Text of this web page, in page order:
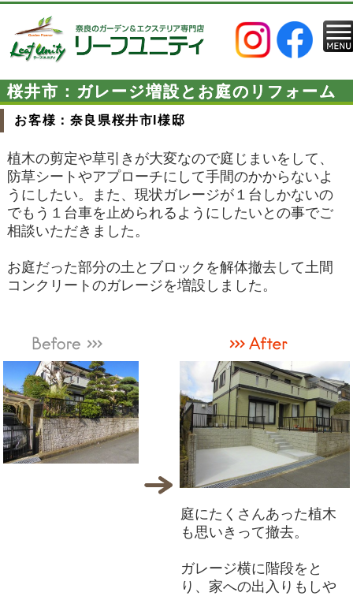
桜井市：ガレージ増設とお庭のリフォーム
お客様：奈良県桜井市I様邸
植木の剪定や草引きが大変なので庭じまいをして、
防草シートやアプローチにして手間のかからないよ
うに したい。また、 現状ガレージが１台しかないの
でもう １台車を止められるようにしたいとの事でご
相談いただきました。
お庭だった部分の土とブロックを解体撤去して土間
コンクリートのガレージを増設しました。
庭にたくさんあった植木
も思いきって撤去。
ガレージ横に階段をと
り、家への出入りもしや